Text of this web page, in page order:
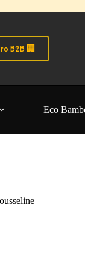
B2B 🏢
Eco